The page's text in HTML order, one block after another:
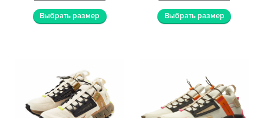
Выбрать размер Выбрать размер